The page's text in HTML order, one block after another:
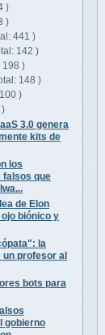
)
)
441 )
142 )
198 )
148 )
)
)
3.0 genera
kits de
los
falsos que
de Elon
biónico y
la
un profesor al
bots para
gobierno